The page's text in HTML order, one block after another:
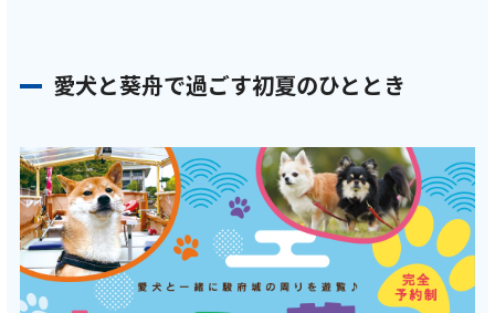
愛犬と葵舟で過ごす初夏のひととき